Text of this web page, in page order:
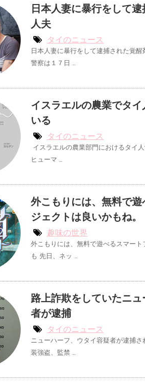
日本人妻に暴行をして
人夫
タイのニュース
日本人妻に暴行をして逮捕された覚
警察は１７日 …
イスラエルの農業でタ
いる
タイのニュース
イスラエルの農業部門におけるタイ
ヒューマ …
外こもりには、無料で
ジェクトは良いかもね。
趣味の世界
外こもりには、無料で遊べるスマー
も 先日、ネッ …
路上詐欺をしていたニ
者が逮捕
タイのニュース
ニューハーフ、ウタイ容疑者が逮捕
装強盗、監禁 …